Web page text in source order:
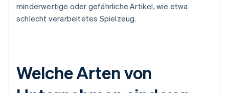
minderwertige oder gefährliche Artikel, wie etwa
schlecht verarbeitetes Spielzeug.
Welche Arten von